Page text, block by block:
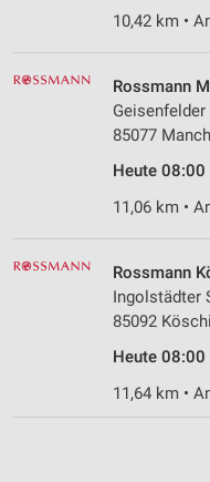
10,42 km •
Rossmann
Geisenfelder
85077
Heute 08:00
11,06 km •
Rossmann
Ingolstädter
85092
Heute 08:00
11,64 km •